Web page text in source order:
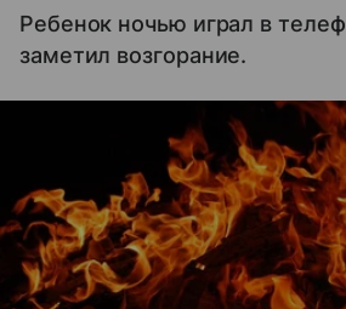
Ребенок ночью играл в
заметил возгорание.